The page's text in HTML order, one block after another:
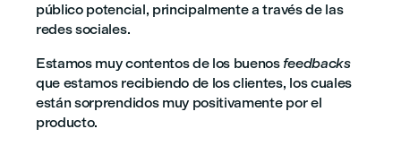
público potencial, principalmente a través de las
redes sociales.
Estamos muy contentos de los buenos feedbacks
que estamos recibiendo de los clientes, los cuales
están sorprendidos muy positivamente por el
producto.